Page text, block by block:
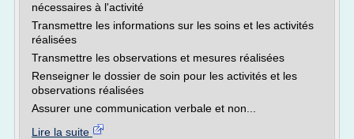
nécessaires à l'activité
Transmettre les informations sur les soins et les activités
réalisées
Transmettre les observations et mesures réalisées
Renseigner le dossier de soin pour les activités et les
observations réalisées
Assurer une communication verbale et non...
Lire la suite